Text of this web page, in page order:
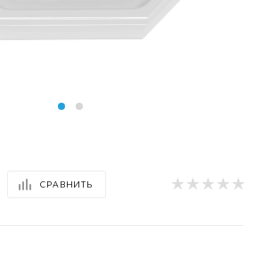
СРАВНИТЬ